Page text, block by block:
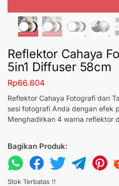
Reflektor Cahaya
5in1 Diffuser 58cm
Rp66.604
Reflektor Cahaya Fotografi dari
sesi fotografi Anda dengan efek
Menghadirkan 4 warna reflektor
Bagikan Produk:
Stok Terbatas !!